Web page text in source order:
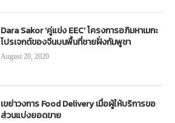
Dara Sakor ‘คู่แข่ง EEC’ โครงการอภิมหาเมกะ
โปรเจกต์ของจีนบนพื้นที่ชายฝั่งกัมพูชา
August 20, 2020
เขย่าวงการ Food Delivery เมื่อผู้ให้บริการขอ
ส่วนแบ่งยอดขาย